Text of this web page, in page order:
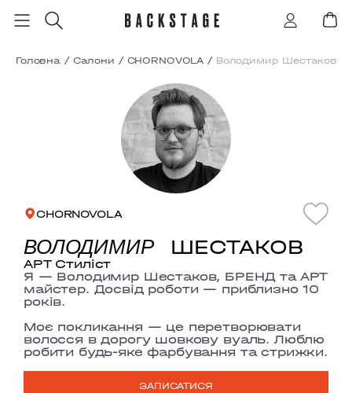
Головна / Салони / CHORNOVOLA / Володимир Шестаков
CHORNOVOLA
ВОЛОДИМИР ШЕСТАКОВ
АРТ Стиліст
Я — Володимир Шестаков, БРЕНД та АРТ
майстер. Досвід роботи — приблизно 10
років.
Моє покликання — це перетворювати
волосся в дорогу шовкову вуаль. Люблю
робити будь-яке фарбування та стрижки.
ЗАПИСАТИСЯ